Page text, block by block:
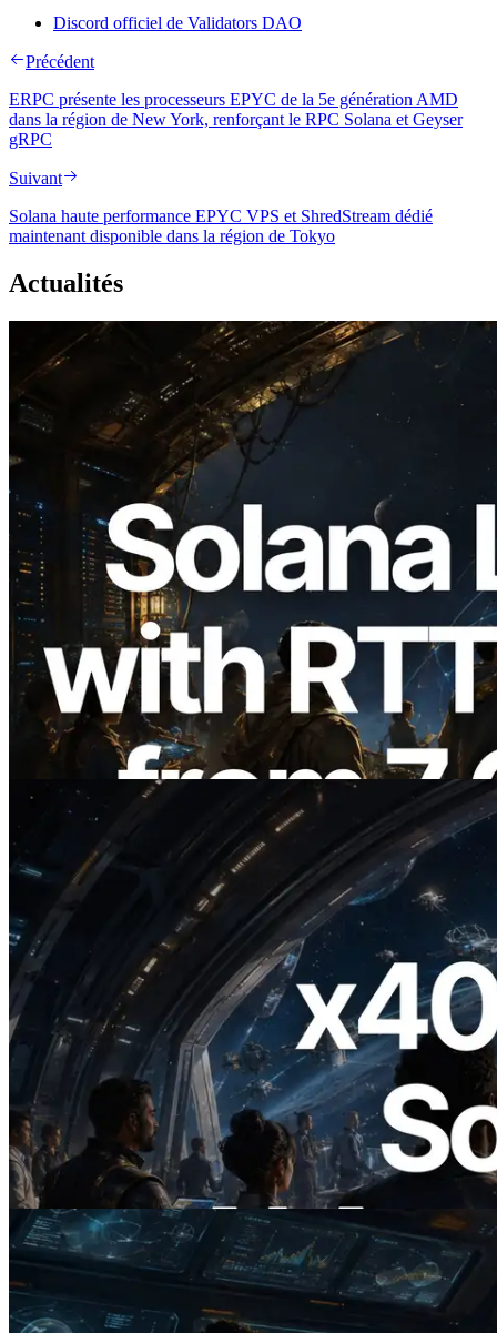
Discord officiel de Validators DAO
Précédent
ERPC présente les processeurs EPYC de la 5e génération AMD
dans la région de New York, renforçant le RPC Solana et Geyser
gRPC
Suivant
Solana haute performance EPYC VPS et ShredStream dédié
maintenant disponible dans la région de Tokyo
Actualités
2026.08.05
ERPC étend l’API Solana Leader Slot
avec la mesure du ping depuis 7 régions
du monde — l’API Validators
Information est également lancée
2026.07.04
ERPC lance un RPC Solana compatible
x402 — L'ère où les agents IA paient à la
demande les API dont ils ont besoin
Lire cet article